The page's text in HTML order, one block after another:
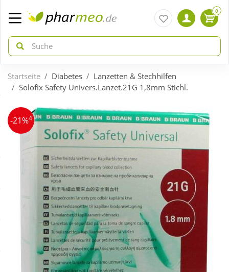
zurück
ÜBERSICHT AKTIONEN
Aktuelle Coupons
Gratis dazu
Neuheiten
Schnäppchen
zurück
ÜBERSICHT KATEGORIEN
Arzneimittel
Bio & Genuss
Körperpflege & Kosmetik
Liebe & Erotik
0
Startseite Diabetes
Lanzetten & Stechhilfen
Solofix Safety Univers.Lanzet.21G 1,8mm Stichl.
-21%4